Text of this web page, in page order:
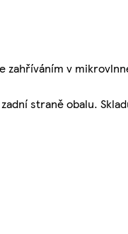
zahříváním v
straně obalu.